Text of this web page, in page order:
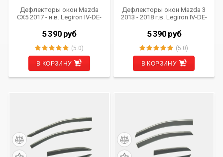
Дефлекторы окон Mazda
CX5 2017 - н.в. Legiron IV-DE-
(OEM)
5 390 руб
(5.0)
В КОРЗИНУ
Дефлекторы окон Mazda 3
2013 - 2018 г.в. Legiron IV-DE-
(OEM)
5 390 руб
(5.0)
В КОРЗИНУ